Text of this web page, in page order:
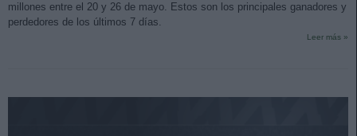
millones entre el 20 y 26 de mayo. Estos son los principales ganadores y
perdedores de los últimos 7 días.
Leer más »